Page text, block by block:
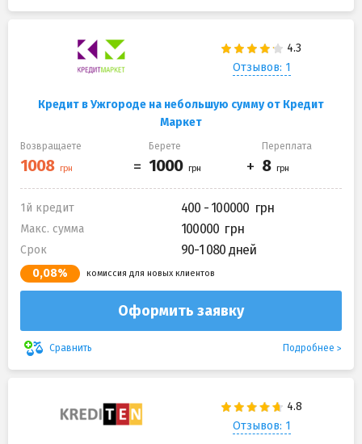
Отзывов: 1
Кредит в Ужгороде на небольшую сумму от Кредит
Маркет
Возвращаете Берете Переплата
1й кредит 400 - 100000
Макс. сумма 100000
Срок 90-1 080 дней
0,08% комиссия для новых клиентов
Оформить заявку
Сравнить Подробнее
Отзывов: 1